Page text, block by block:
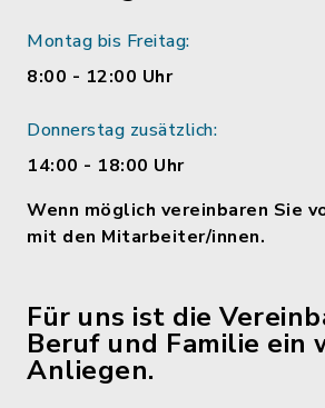
Montag bis Freitag:
8:00 - 12:00 Uhr
Donnerstag zusätzlich:
14:00 - 18:00 Uhr
Wenn möglich vereinbaren Sie
mit den Mitarbeiter/innen.
Für uns ist die
Beruf und Familie ein
Anliegen.